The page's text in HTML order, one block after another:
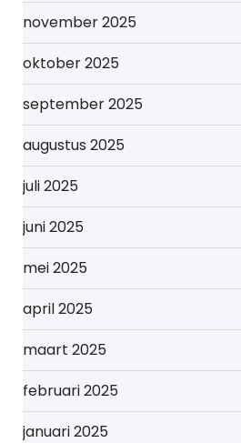
november 2025
oktober 2025
september 2025
augustus 2025
juli 2025
juni 2025
mei 2025
april 2025
maart 2025
februari 2025
januari 2025